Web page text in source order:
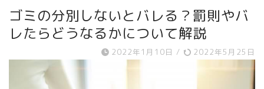
ゴミの分別しないとバレる？罰則やバ
レたらどうなるかについて解説
2022年1月10日 / 2022年5月25日